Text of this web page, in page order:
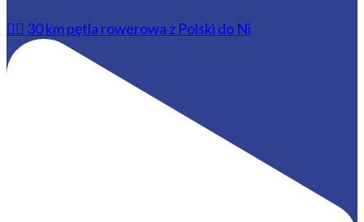
🚴‍♂️ 30 km pętla rowerowa z Polski do Ni